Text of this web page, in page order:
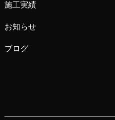
施工実績
お知らせ
ブログ